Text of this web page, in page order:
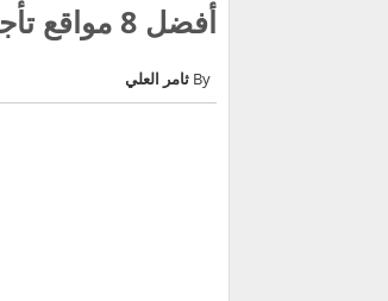
أفضل 8 مواقع تأجير سيارات في ألمانيا
ثامر العلي